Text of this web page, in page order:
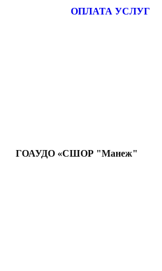
ГОАУДО «СШОР "Манеж"
ОПЛАТА УСЛУГ